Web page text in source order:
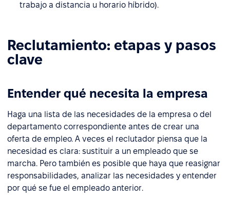
trabajo a distancia u horario híbrido).
Reclutamiento: etapas y pasos
clave
Entender qué necesita la empresa
Haga una lista de las necesidades de la empresa o del
departamento correspondiente antes de crear una
oferta de empleo. A veces el reclutador piensa que la
necesidad es clara: sustituir a un empleado que se
marcha. Pero también es posible que haya que reasignar
responsabilidades, analizar las necesidades y entender
por qué se fue el empleado anterior.